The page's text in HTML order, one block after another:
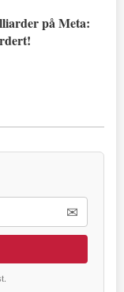
på Meta:
✉